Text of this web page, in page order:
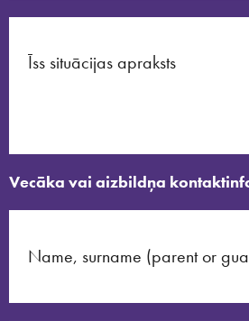
Vecāka vai aizbildņa